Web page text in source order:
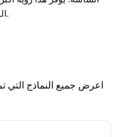
المكانية في مجموعات البيانات الكبيرة.
اعرض جميع النماذج التي